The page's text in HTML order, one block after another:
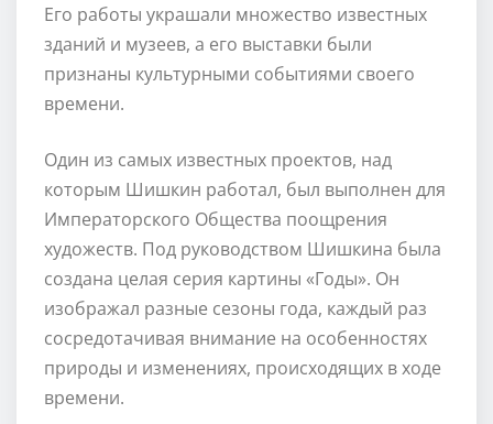
Его работы украшали множество известных
зданий и музеев, а его выставки были
признаны культурными событиями своего
времени.
Один из самых известных проектов, над
которым Шишкин работал, был выполнен для
Императорского Общества поощрения
художеств. Под руководством Шишкина была
создана целая серия картины «Годы». Он
изображал разные сезоны года, каждый раз
сосредотачивая внимание на особенностях
природы и изменениях, происходящих в ходе
времени.